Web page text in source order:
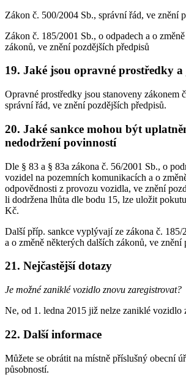
Zákon č. 500/2004 Sb., správní řád, ve znění
Zákon č. 185/2001 Sb., o odpadech a o
zákonů, ve znění pozdějších předpisů
19. Jaké jsou opravné prostředky
Opravné prostředky jsou stanoveny zákonem
správní řád, ve znění pozdějších předpisů.
20. Jaké sankce mohou být
nedodržení povinností
Dle § 83 a § 83a zákona č. 56/2001 Sb., o
vozidel na pozemních komunikacích a o
odpovědnosti z provozu vozidla, ve znění
li dodržena lhůta dle bodu 15, lze uložit
Kč.
Další příp. sankce vyplývají ze zákona č. 185/
a o změně některých dalších zákonů, ve znění
21. Nejčastější dotazy
Je možné zaniklé vozidlo znovu zaregistrovat?
Ne, od 1. ledna 2015 již nelze zaniklé vozidlo
22. Další informace
Můžete se obrátit na místně příslušný obecní
působností.